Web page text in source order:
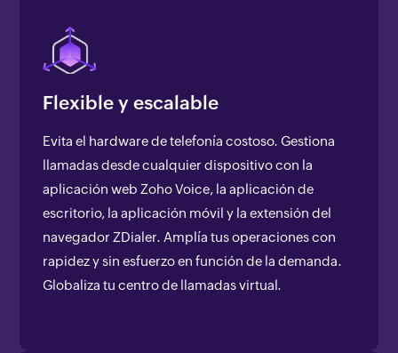
Flexible y escalable
Evita el hardware de telefonía costoso. Gestiona
llamadas desde cualquier dispositivo con la
aplicación web Zoho Voice, la aplicación de
escritorio, la aplicación móvil y la extensión del
navegador ZDialer. Amplía tus operaciones con
rapidez y sin esfuerzo en función de la demanda.
Globaliza tu centro de llamadas virtual.